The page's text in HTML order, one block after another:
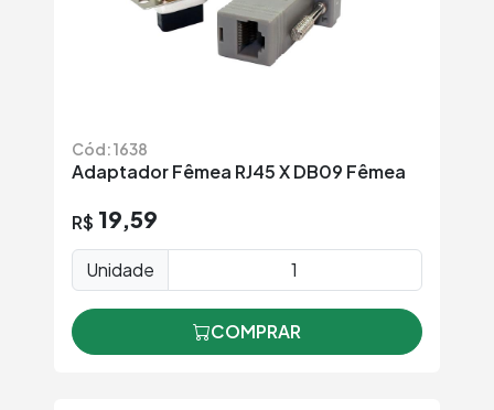
Cód: 1638
Adaptador Fêmea RJ45 X DB09 Fêmea
R$ 19,59
Unidade
COMPRAR